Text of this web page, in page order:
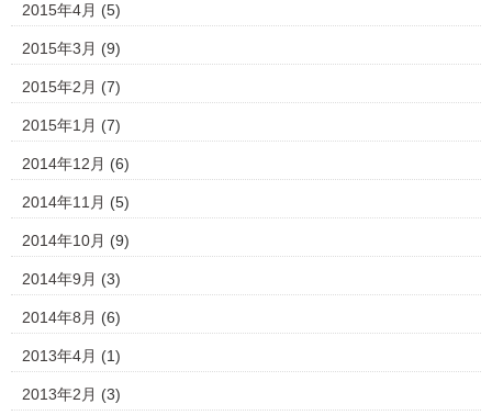
2015年4月 (5)
2015年3月 (9)
2015年2月 (7)
2015年1月 (7)
2014年12月 (6)
2014年11月 (5)
2014年10月 (9)
2014年9月 (3)
2014年8月 (6)
2013年4月 (1)
2013年2月 (3)